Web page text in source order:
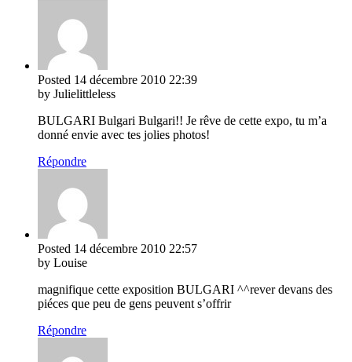
Posted 14 décembre 2010 22:39
by Julielittleless
BULGARI Bulgari Bulgari!! Je rêve de cette expo, tu m’a
donné envie avec tes jolies photos!
Répondre
Posted 14 décembre 2010 22:57
by Louise
magnifique cette exposition BULGARI ^^rever devans des
piéces que peu de gens peuvent s’offrir
Répondre